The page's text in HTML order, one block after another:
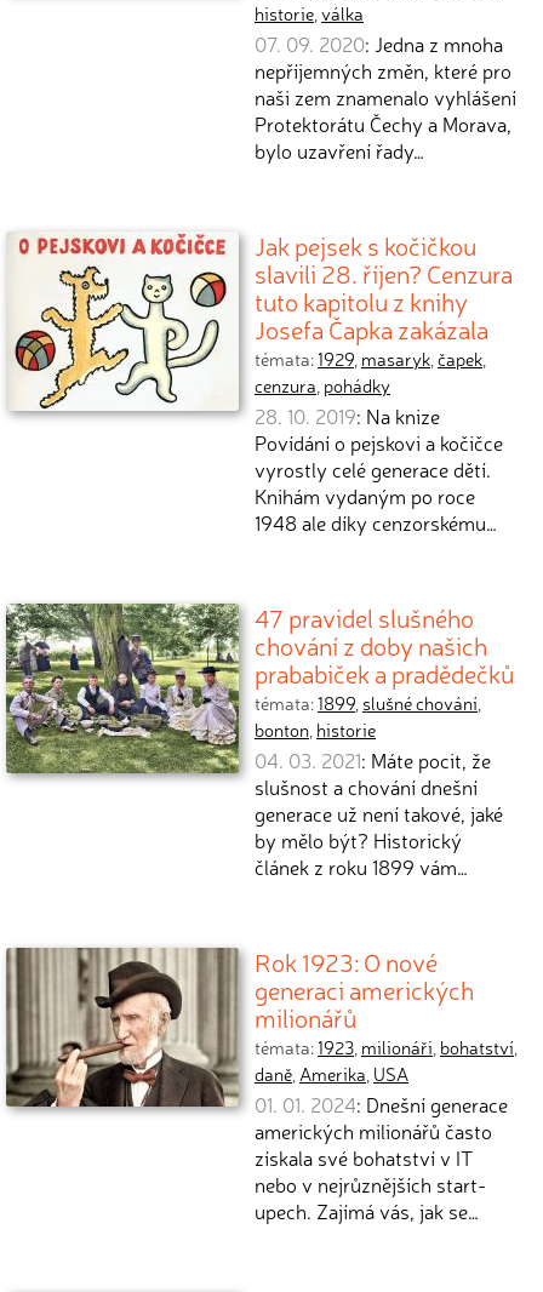
historie,válka
07. 09. 2020: Jedna z mnoha
nepříjemných změn, které pro
naši zem znamenalo vyhlášení
Protektorátu Čechy a Morava,
bylo uzavření řady…
Jak pejsek s kočičkou
slavili 28. říjen? Cenzura
tuto kapitolu z knihy
Josefa Čapka zakázala
témata:1929, masaryk,čapek,
cenzura, pohádky
28. 10. 2019: Na knize
Povídání o pejskovi a kočičce
vyrostly celé generace dětí.
Knihám vydaným po roce
1948 ale díky cenzorskému…
47 pravidel slušného
chování z doby našich
prababiček a pradědečků
témata:1899, slušné chování,
bonton, historie
04. 03. 2021: Máte pocit, že
slušnost a chování dnešní
generace už není takové, jaké
by mělo být? Historický
článek z roku 1899 vám…
Rok 1923: O nové
generaci amerických
milionářů
témata:1923, milionáři, bohatství,
daně,Amerika, USA
01. 01. 2024: Dnešní generace
amerických milionářů často
získala své bohatství v IT
nebo v nejrůznějších start-
upech. Zajímá vás, jak se…